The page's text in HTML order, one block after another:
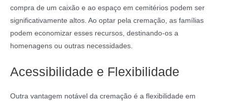
compra de um caixão e ao espaço em cemitérios podem ser
significativamente altos. Ao optar pela cremação, as famílias
podem economizar esses recursos, destinando-os a
homenagens ou outras necessidades.
Acessibilidade e Flexibilidade
Outra vantagem notável da cremação é a flexibilidade em